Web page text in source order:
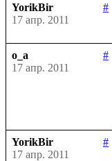
YorikBir
#
17 апр. 2011
o_a
#
17 апр. 2011
YorikBir
#
17 апр. 2011